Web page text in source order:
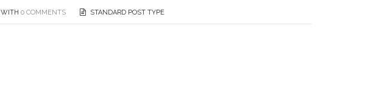
WITH 0 COMMENTS STANDARD POST TYPE